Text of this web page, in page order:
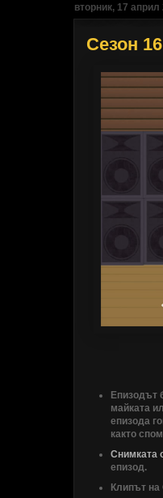
вторник, 17 април
Сезон
Епизодът
майката
епизода
както
Снимката
епизод.
Клипът на